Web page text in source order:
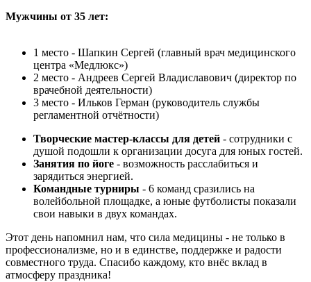
Мужчины от 35 лет:
1 место - Шапкин Сергей (главный врач медицинского
центра «Медлюкс»)
2 место - Андреев Сергей Владиславович (директор по
врачебной деятельности)
3 место - Ильков Герман (руководитель службы
регламентной отчётности)
Творческие мастер‑классы для детей - сотрудники с
душой подошли к организации досуга для юных гостей.
Занятия по йоге - возможность расслабиться и
зарядиться энергией.
Командные турниры - 6 команд сразились на
волейбольной площадке, а юные футболисты показали
свои навыки в двух командах.
Этот день напомнил нам, что сила медицины - не только в
профессионализме, но и в единстве, поддержке и радости
совместного труда. Спасибо каждому, кто внёс вклад в
атмосферу праздника!